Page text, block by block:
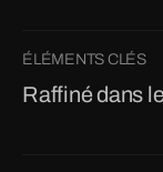
ÉLÉMENTS CLÉS
Raffiné dans